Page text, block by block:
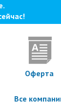
Оферта
Все